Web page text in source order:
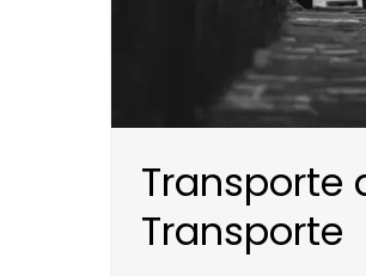
Transporte
Transporte